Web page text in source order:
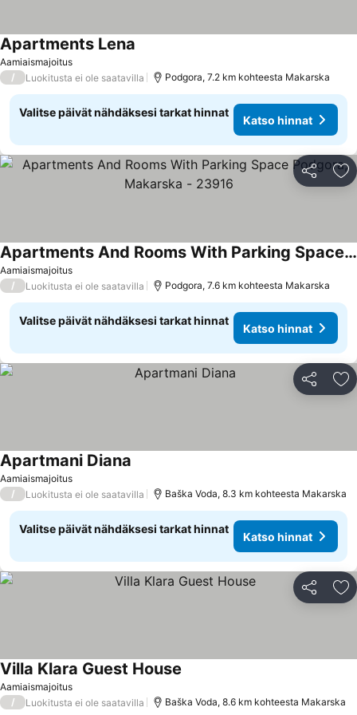
Aamiaismajoitus
Apartments Lena
/ Luokitusta ei ole saatavilla Podgora, 7.2 km kohteesta Makarska
Valitse päivät nähdäksesi tarkat hinnat
Katso hinnat
Jaa
Aamiaismajoitus
Apartments And Rooms With Parking Space Podgora, Makarska - 23916
Katso hinnat
/ Luokitusta ei ole saatavilla Podgora, 7.6 km kohteesta Makarska
Valitse päivät nähdäksesi tarkat hinnat
Katso hinnat
Jaa
Aamiaismajoitus
Apartmani Diana
/ Luokitusta ei ole saatavilla Baška Voda, 8.3 km kohteesta Makarska
Valitse päivät nähdäksesi tarkat hinnat
Katso hinnat
Jaa
Aamiaismajoitus
Villa Klara Guest House
/ Luokitusta ei ole saatavilla Baška Voda, 8.6 km kohteesta Makarska